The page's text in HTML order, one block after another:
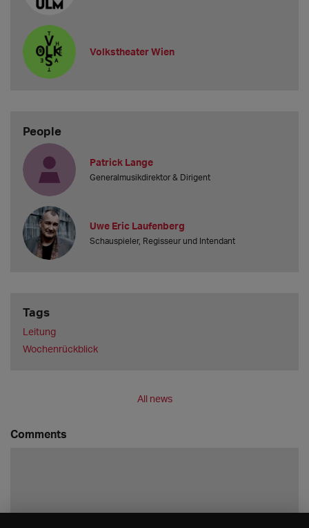
Volkstheater Wien
People
Patrick Lange
Generalmusikdirektor & Dirigent
Uwe Eric Laufenberg
Schauspieler, Regisseur und Intendant
Tags
Leitung
Wochenrückblick
All news
Comments